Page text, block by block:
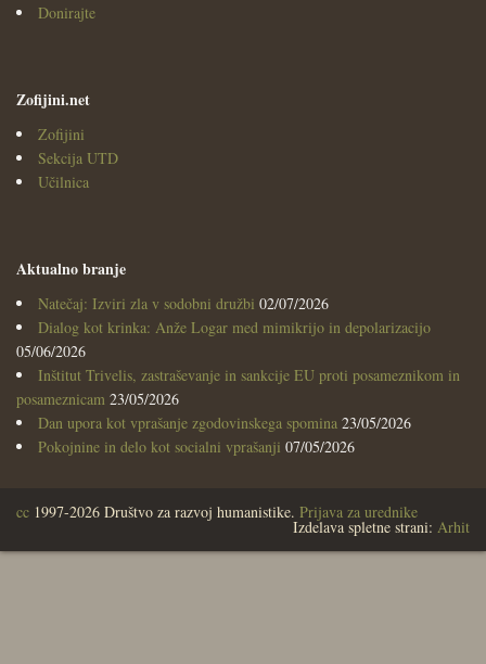
Donirajte
Zofijini.net
Zofijini
Sekcija UTD
Učilnica
Aktualno branje
Natečaj: Izviri zla v sodobni družbi 02/07/2026
Dialog kot krinka: Anže Logar med mimikrijo in depolarizacijo
05/06/2026
Inštitut Trivelis, zastraševanje in sankcije EU proti posameznikom in
posameznicam 23/05/2026
Dan upora kot vprašanje zgodovinskega spomina 23/05/2026
Pokojnine in delo kot socialni vprašanji 07/05/2026
cc 1997-2026 Društvo za razvoj humanistike. Prijava za urednike
Izdelava spletne strani: Arhit